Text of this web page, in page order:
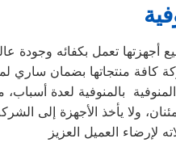
تعمل بكفائه وجودة
عملاء من بيكو في المنوفية
ولا يأخذ الأجهزة إلى